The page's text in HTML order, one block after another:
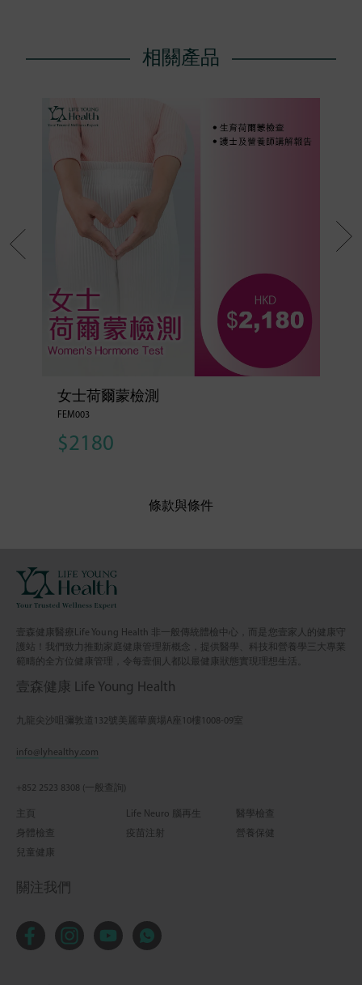
相關產品
女士荷爾蒙檢測
FEM003
$2180
條款與條件
壹森健康醫療Life Young Health 非一般傳統體檢中心，而是您壹家人的健康守
護站！我們致力推動家庭健康管理新概念，提供醫學、科技和營養學三大專業
範疇的全方位健康管理，令每壹個人都以最健康狀態實現理想生活。
壹森健康 Life Young Health
九龍尖沙咀彌敦道132號美麗華廣場A座10樓1008-09室
info@lyhealthy.com
+852 2523 8308 (一般查詢)
主頁 Life Neuro 腦再生
醫學檢查
身體檢查
疫苗注射
營養保健
兒童健康
關注我們